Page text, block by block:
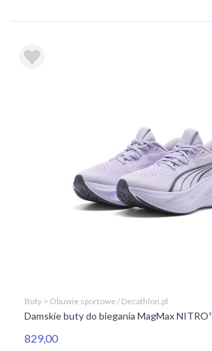
Buty > Obuwie sportowe / Decathlon.pl
Damskie buty do biegania MagMax
829,00